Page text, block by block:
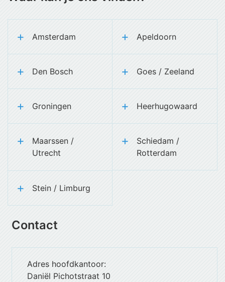
Amsterdam Apeldoorn
Den Bosch Goes / Zeeland
Groningen Heerhugowaard
Maarssen /
Utrecht
Schiedam /
Rotterdam
Stein / Limburg
Contact
Adres hoofdkantoor:
Daniël Pichotstraat 10